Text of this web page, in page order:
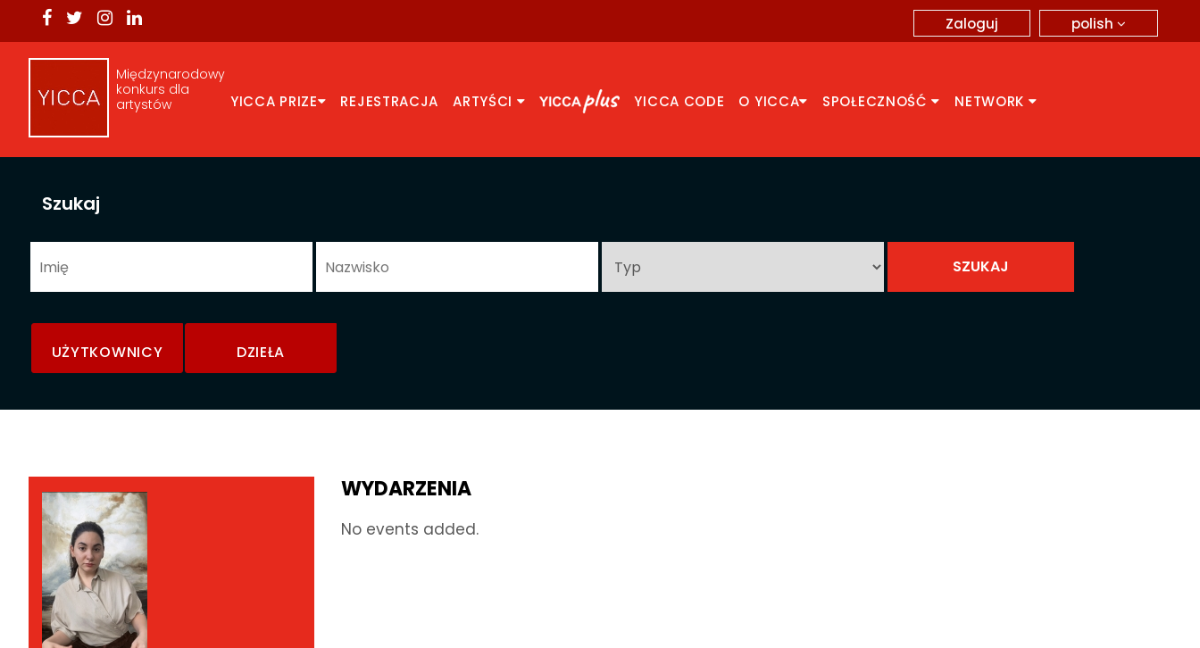
polish
Zaloguj
Międzynarodowy
konkurs dla
artystów
YICCA PRIZE REJESTRACJA ARTYŚCI YICCA CODE O YICCA SPOŁECZNOŚĆ NETWORK
Szukaj
UŻYTKOWNICY DZIEŁA
WYDARZENIA
No events added.